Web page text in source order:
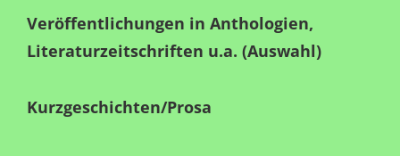
Veröffentlichungen in Anthologien,
Literaturzeitschriften u.a. (Auswahl)
Kurzgeschichten/Prosa